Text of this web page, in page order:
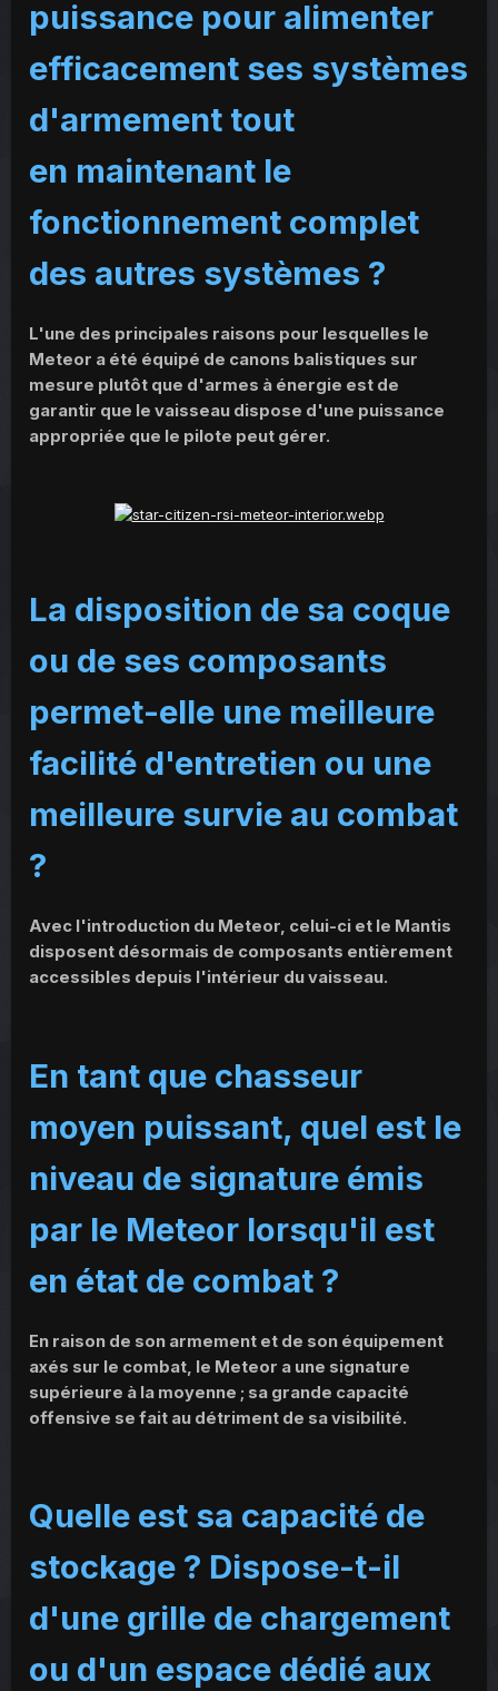
puissance pour alimenter
efficacement ses systèmes
d'armement tout
en maintenant le
fonctionnement complet
des autres systèmes ?
L'une des principales raisons pour lesquelles le
Meteor a été équipé de canons balistiques sur
mesure plutôt que d'armes à énergie est de
garantir que le vaisseau dispose d'une puissance
appropriée que le pilote peut gérer.
La disposition de sa coque
ou de ses composants
permet-elle une meilleure
facilité d'entretien ou une
meilleure survie au combat
?
Avec l'introduction du Meteor, celui-ci et le Mantis
disposent désormais de composants entièrement
accessibles depuis l'intérieur du vaisseau.
En tant que chasseur
moyen puissant, quel est le
niveau de signature émis
par le Meteor lorsqu'il est
en état de combat ?
En raison de son armement et de son équipement
axés sur le combat, le Meteor a une signature
supérieure à la moyenne ; sa grande capacité
offensive se fait au détriment de sa visibilité.
Quelle est sa capacité de
stockage ? Dispose-t-il
d'une grille de chargement
ou d'un espace dédié aux